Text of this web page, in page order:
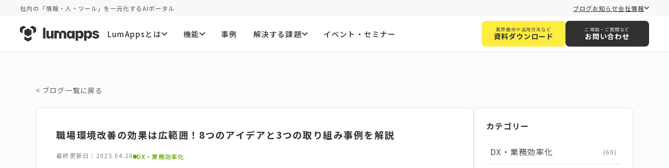
社内の「情報・人・ツール」を一元化するAIポータル ブログお知らせ会社情報
LumAppsとは 機能 事例 解決する課題 イベント・セミナー 業界動向や活用方法など
資料ダウンロード
ご相談・ご質問など
お問い合わせ
< ブログ一覧に戻る
職場環境改善の効果は広範囲！8つのアイデアと3つの取り組み事例を解説
最終更新日：2025.04.28 DX・業務効率化
カテゴリー
DX・業務効率化 (60)